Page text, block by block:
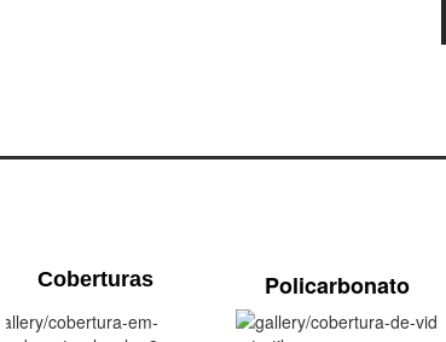
Policarbonato
Coberturas